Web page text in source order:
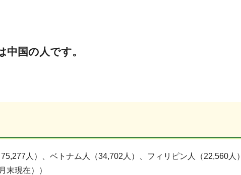
国の人です。
人）、ベトナム人（34,702人）、フィリピン人（22,560人
末現在））